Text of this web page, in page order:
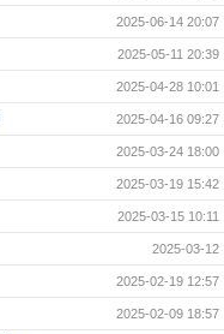
2025-06-14 20:07
2025-05-11 20:39
2025-04-28 10:01
2025-04-16 09:27
2025-03-24 18:00
2025-03-19 15:42
2025-03-15 10:11
2025-03-12
2025-02-19 12:57
2025-02-09 18:57